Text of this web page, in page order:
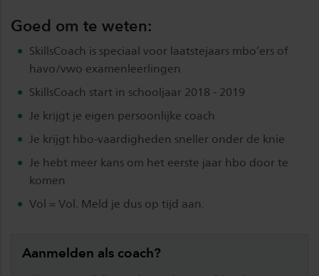
Goed om te weten:
SkillsCoach is speciaal voor laatstejaars mbo’ers of
havo/vwo examenleerlingen
SkillsCoach start in schooljaar 2018 - 2019
Je krijgt je eigen persoonlijke coach
Je krijgt hbo-vaardigheden sneller onder de knie
Je hebt meer kans om het eerste jaar hbo door te
komen
Vol = Vol. Meld je dus op tijd aan.
Aanmelden als coach?